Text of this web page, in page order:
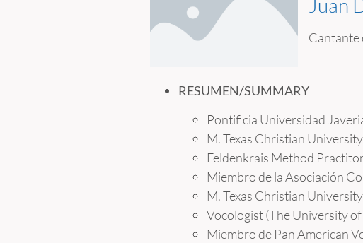
Juan
Cantante
RESUMEN/SUMMARY
Pontificia Universidad
M. Texas Christian
Feldenkrais Method
Miembro de la Asociación
M. Texas Christian
Vocologist (The University
Miembro de Pan American